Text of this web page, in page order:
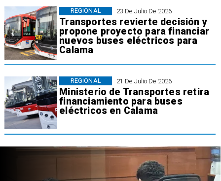
23 De Julio De 2026
Transportes revierte decisión y
propone proyecto para financiar
nuevos buses eléctricos para
Calama
REGIONAL
21 De Julio De 2026
Ministerio de Transportes retira
financiamiento para buses
eléctricos en Calama
REGIONAL